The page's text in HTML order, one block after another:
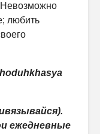
Невозможно
любить
ежедневные